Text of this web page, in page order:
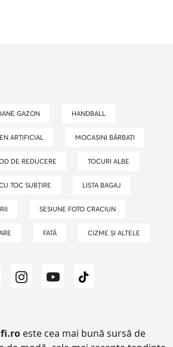
GAZON HANDBALL
ARTIFICIAL MOCASINI BĂRBAȚI
DE REDUCERE TOCURI ALBE
TOC SUBȚIRE LISTA BAGAJ
SESIUNE FOTO CRACIUN
FATĂ CIZME ȘI ALTELE
este cea mai bună sursă de